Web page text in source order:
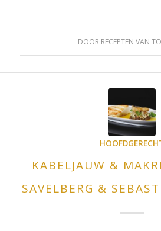
DOOR RECEPTEN VAN
KABELJAUW &
SAVELBERG &